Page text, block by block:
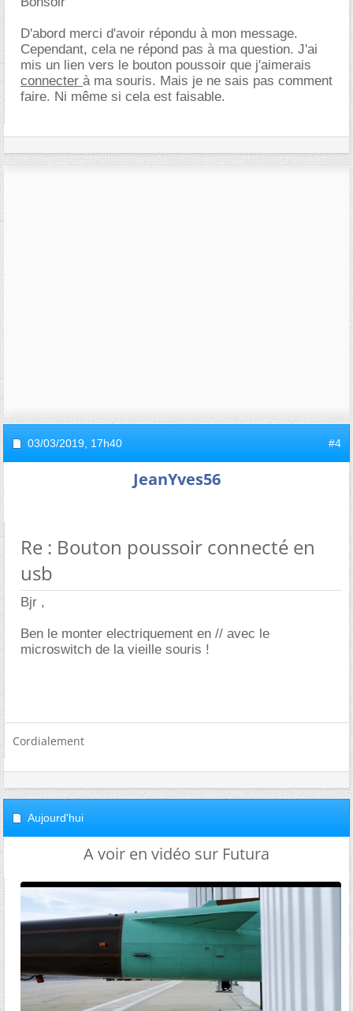
D'abord merci d'avoir répondu à mon message.
Cependant, cela ne répond pas à ma question. J'ai
mis un lien vers le bouton poussoir que j'aimerais
connecter à ma souris. Mais je ne sais pas comment
faire. Ni même si cela est faisable.
03/03/2019, 17h40 #4
JeanYves56
Re : Bouton poussoir connecté en
usb
Bjr ,
Ben le monter electriquement en // avec le
microswitch de la vieille souris !
Cordialement
Aujourd'hui
A voir en vidéo sur Futura